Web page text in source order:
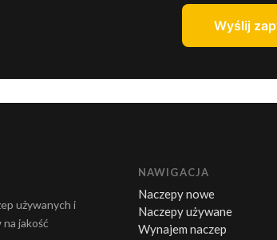
Wyślij
używanych i
jakość
NAWIGACJA
Naczepy nowe
Naczepy używane
Wynajem naczep